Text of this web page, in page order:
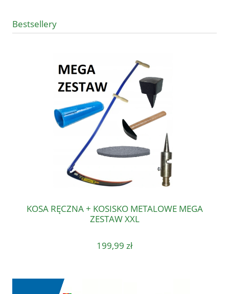
Bestsellery
KOSA RĘCZNA + KOSISKO METALOWE MEGA
ZESTAW XXL
199,99 zł